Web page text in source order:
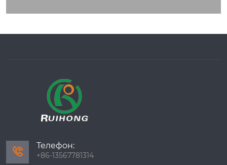
борудовании.

Телефон:
+86-13567781314